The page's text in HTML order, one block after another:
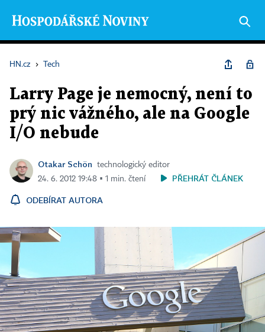
HN.cz › Tech
Larry Page je nemocný, není to
prý nic vážného, ale na Google
I/O nebude
Otakar Schön
technologický editor
24. 6. 2012 19:48 ▪ 1 min. čtení
PŘEHRÁT ČLÁNEK
ODEBÍRAT AUTORA